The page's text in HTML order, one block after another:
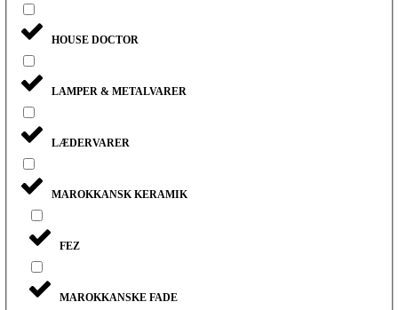
HOUSE DOCTOR
LAMPER & METALVARER
LÆDERVARER
MAROKKANSK KERAMIK
FEZ
MAROKKANSKE FADE